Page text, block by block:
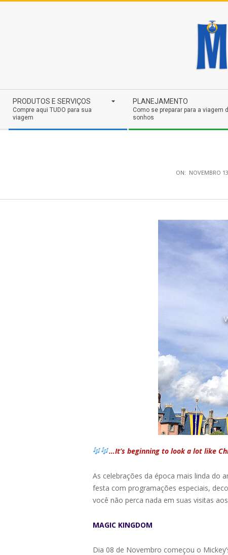
Navigation
Menu
PRODUTOS E SERVIÇOS
Compre aqui TUDO para sua
viagem
PLANEJAMENTO
Como se preparar para a viagem
sonhos
ON: NOVEMBRO
…It’s beginning to look a lot like
As celebrações da época mais linda do
festa com programações especiais,
você não perca nada em suas visitas
MAGIC KINGDOM
Dia 08 de Novembro começou o